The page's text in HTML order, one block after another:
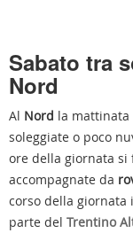
Sabato tra
Nord
Al Nord la
soleggiate o poco
ore della giornata
accompagnate da
corso della
parte del Trentino